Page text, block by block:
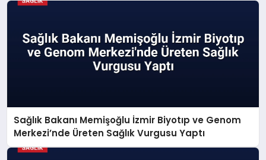
Sağlık Bakanı Memişoğlu İzmir Biyotıp ve Genom
Merkezi’nde Üreten Sağlık Vurgusu Yaptı